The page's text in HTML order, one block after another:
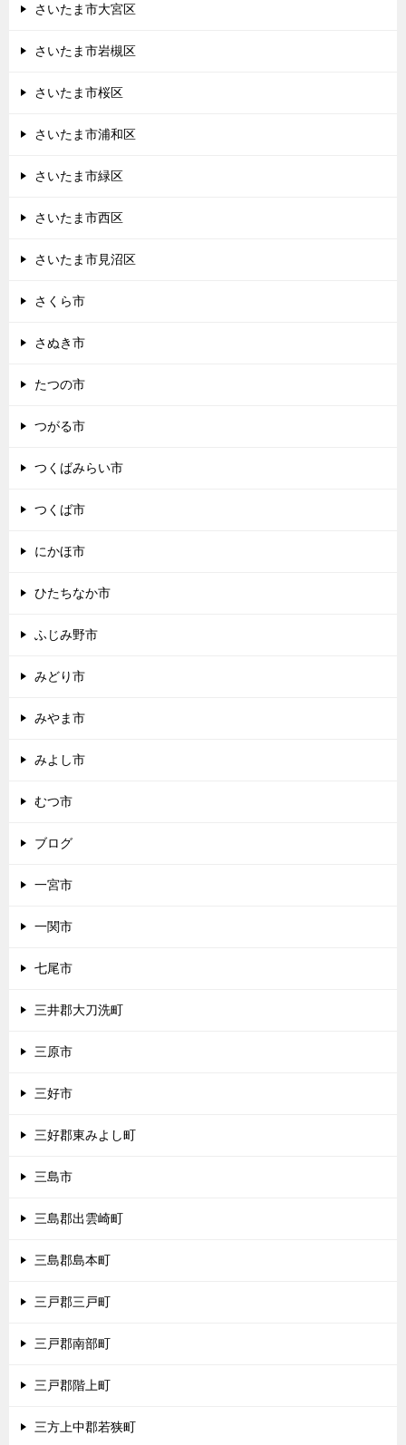
さいたま市大宮区
さいたま市岩槻区
さいたま市桜区
さいたま市浦和区
さいたま市緑区
さいたま市西区
さいたま市見沼区
さくら市
さぬき市
たつの市
つがる市
つくばみらい市
つくば市
にかほ市
ひたちなか市
ふじみ野市
みどり市
みやま市
みよし市
むつ市
ブログ
一宮市
一関市
七尾市
三井郡大刀洗町
三原市
三好市
三好郡東みよし町
三島市
三島郡出雲崎町
三島郡島本町
三戸郡三戸町
三戸郡南部町
三戸郡階上町
三方上中郡若狭町